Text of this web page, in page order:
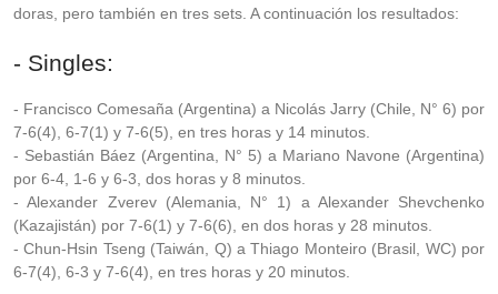
doras, pero también en tres sets. A continuación los resultados:
- Singles:
- Francisco Comesaña (Argentina) a Nicolás Jarry (Chile, N° 6) por
7-6(4), 6-7(1) y 7-6(5), en tres horas y 14 minutos.
- Sebastián Báez (Argentina, N° 5) a Mariano Navone (Argentina)
por 6-4, 1-6 y 6-3, dos horas y 8 minutos.
- Alexander Zverev (Alemania, N° 1) a Alexander Shevchenko
(Kazajistán) por 7-6(1) y 7-6(6), en dos horas y 28 minutos.
- Chun-Hsin Tseng (Taiwán, Q) a Thiago Monteiro (Brasil, WC) por
6-7(4), 6-3 y 7-6(4), en tres horas y 20 minutos.